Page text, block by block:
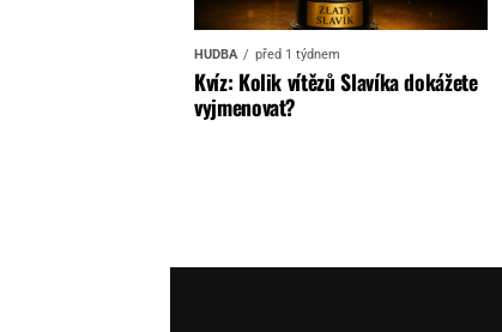
HUDBA před 1 týdnem
Kvíz: Kolik vítězů Slavíka dokážete
vyjmenovat?